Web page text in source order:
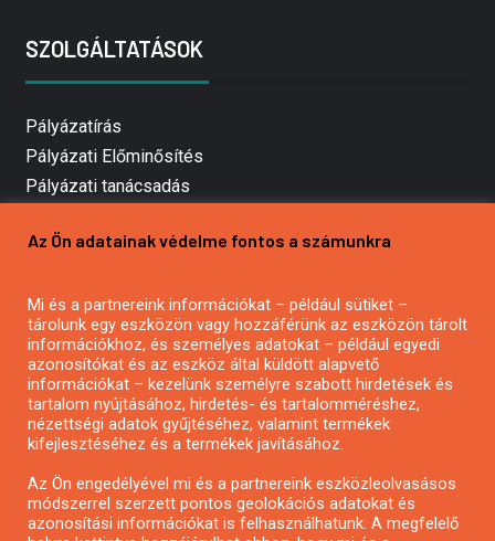
SZOLGÁLTATÁSOK
Pályázatírás
Pályázati Előminősítés
Pályázati tanácsadás
Mezőgazdasági pályázatírás
Pályázatírás civil szervezeteknek
Pályázatírás önkormányzatoknak
Pályázatfigyelés
Specifikus pályázatfigyelés vagy hírlevél
Az Ön adatainak védelme fontos a számunkra
Mi és a partnereink információkat – például sütiket –
tárolunk egy eszközön vagy hozzáférünk az eszközön tárolt
információkhoz, és személyes adatokat – például egyedi
azonosítókat és az eszköz által küldött alapvető
információkat – kezelünk személyre szabott hirdetések és
tartalom nyújtásához, hirdetés- és tartalomméréshez,
nézettségi adatok gyűjtéséhez, valamint termékek
kifejlesztéséhez és a termékek javításához.
Az Ön engedélyével mi és a partnereink eszközleolvasásos
módszerrel szerzett pontos geolokációs adatokat és
azonosítási információkat is felhasználhatunk. A megfelelő